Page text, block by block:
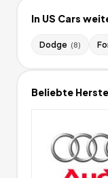
In US Cars
Dodge (8)
Beliebte